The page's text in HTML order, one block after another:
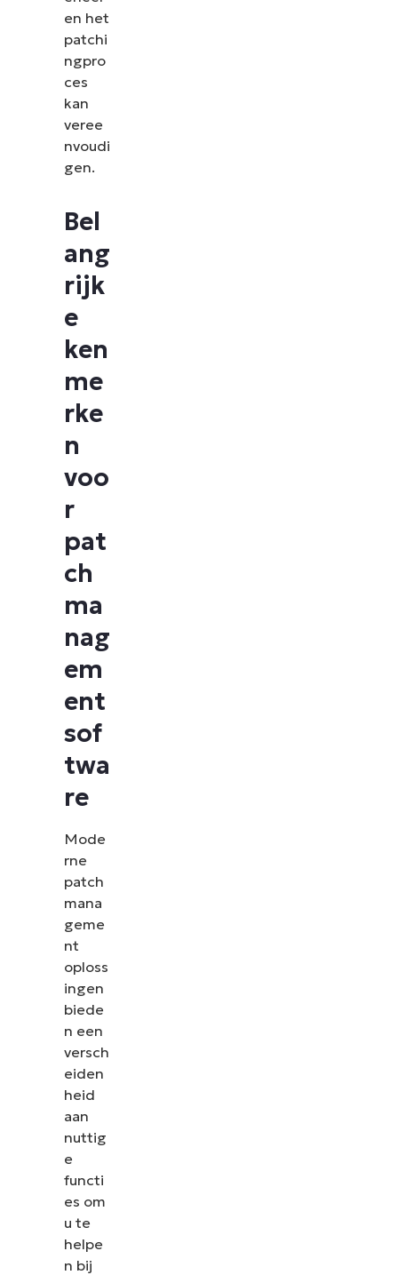
en het
patchi
ngpro
ces
kan
veree
nvoudi
gen.
Bel
ang
rijk
e
ken
me
rke
n
voo
r
pat
ch
ma
nag
em
ent
sof
twa
re
Mode
rne
patch
mana
geme
nt
oploss
ingen
biede
n een
versch
eiden
heid
aan
nuttig
e
functi
es om
u te
helpe
n bij